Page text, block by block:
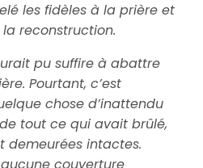
les fidèles à la prière et
reconstruction.
pu suffire à abattre
Pourtant, c’est
chose d’inattendu
tout ce qui avait brûlé,
demeurées intactes.